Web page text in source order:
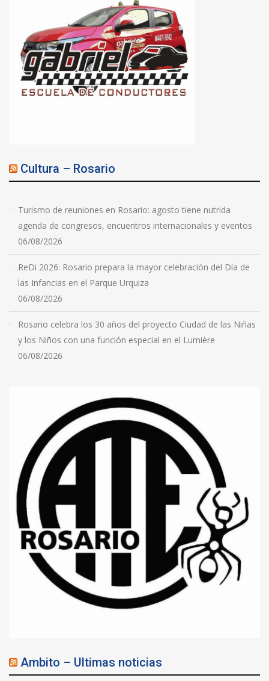
Cultura – Rosario
Turismo de reuniones en Rosario: agosto tiene nutrida
agenda de congresos, encuentros internacionales y eventos
06/08/2026
ReDi 2026: Rosario prepara la mayor celebración del Día de
las Infancias en el Parque Urquiza
06/08/2026
Rosario celebra los 30 años del proyecto Ciudad de las Niñas
y los Niños con una función especial en el Lumière
06/08/2026
Ambito – Ultimas noticias